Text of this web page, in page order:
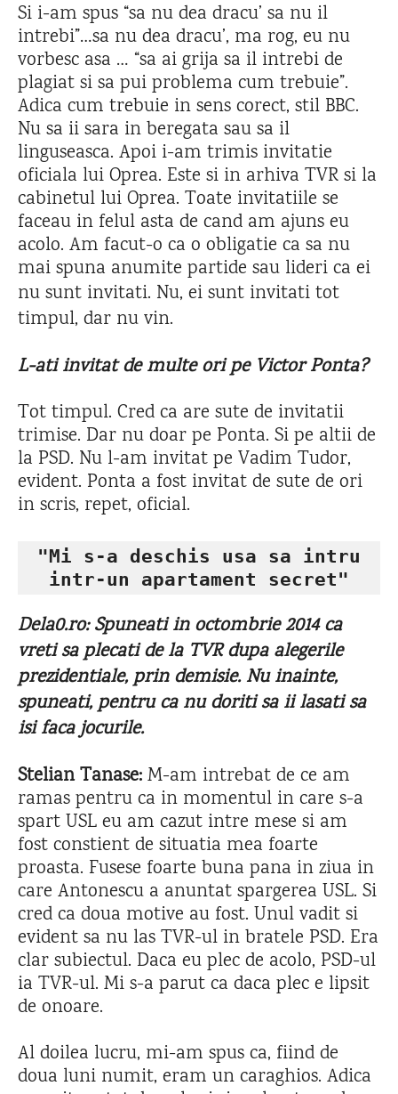
Si i-am spus “sa nu dea dracu’ sa nu il
intrebi”…sa nu dea dracu’, ma rog, eu nu
vorbesc asa … “sa ai grija sa il intrebi de
plagiat si sa pui problema cum trebuie”.
Adica cum trebuie in sens corect, stil BBC.
Nu sa ii sara in beregata sau sa il
linguseasca. Apoi i-am trimis invitatie
oficiala lui Oprea. Este si in arhiva TVR si la
cabinetul lui Oprea. Toate invitatiile se
faceau in felul asta de cand am ajuns eu
acolo. Am facut-o ca o obligatie ca sa nu
mai spuna anumite partide sau lideri ca ei
nu sunt invitati. Nu, ei sunt invitati tot
timpul, dar nu vin.
L-ati invitat de multe ori pe Victor Ponta?
Tot timpul. Cred ca are sute de invitatii
trimise. Dar nu doar pe Ponta. Si pe altii de
la PSD. Nu l-am invitat pe Vadim Tudor,
evident. Ponta a fost invitat de sute de ori
in scris, repet, oficial.
"Mi s-a deschis usa sa intru
intr-un apartament secret"
Dela0.ro:Spuneati in octombrie 2014 ca
vreti sa plecati de la TVR dupa alegerile
prezidentiale, prin demisie. Nu inainte,
spuneati, pentru ca nu doriti sa ii lasati sa
isi faca jocurile.
Stelian Tanase:M-am intrebat de ce am
ramas pentru ca in momentul in care s-a
spart USL eu am cazut intre mese si am
fost constient de situatia mea foarte
proasta. Fusese foarte buna pana in ziua in
care Antonescu a anuntat spargerea USL. Si
cred ca doua motive au fost. Unul vadit si
evident sa nu las TVR-ul in bratele PSD. Era
clar subiectul. Daca eu plec de acolo, PSD-ul
ia TVR-ul. Mi s-a parut ca daca plec e lipsit
de onoare.
Al doilea lucru, mi-am spus ca, fiind de
doua luni numit, eram un caraghios. Adica